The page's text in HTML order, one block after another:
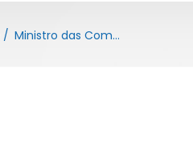
/ Ministro das Comunicações acompanha primeira telecirurgia robótica oncológica do Hospital de Amor